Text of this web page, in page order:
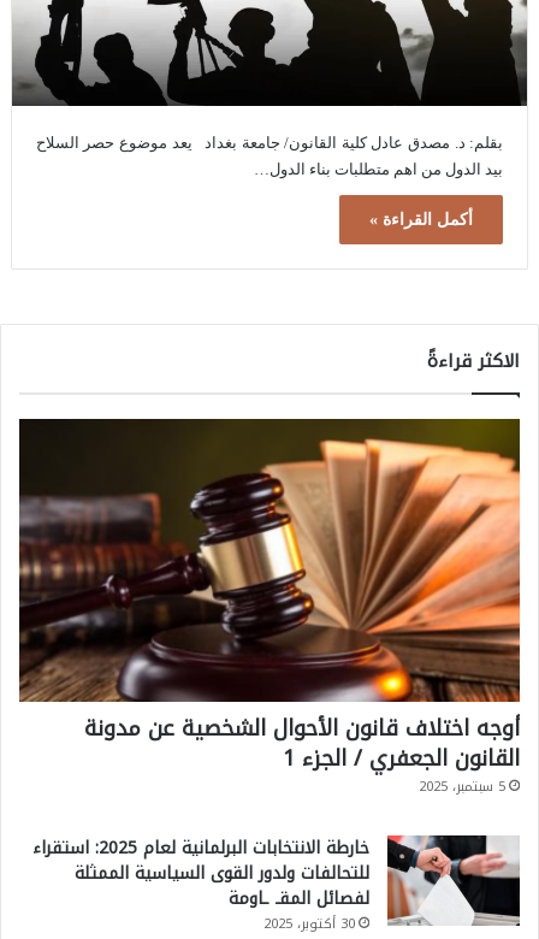
بقلم: د. مصدق عادل كلية القانون/ جامعة بغداد يعد موضوع حصر السلاح
بيد الدول من اهم متطلبات بناء الدول…
أكمل القراءة »
الاكثر قراءةً
أوجه اختلاف قانون الأحوال الشخصية عن مدونة
القانون الجعفري / الجزء 1
5 سبتمبر، 2025
خارطة الانتخابات البرلمانية لعام 2025: استقراء
للتحالفات ولدور القوى السياسية الممثلة
لفصائل المقـ ـاومة
30 أكتوبر، 2025